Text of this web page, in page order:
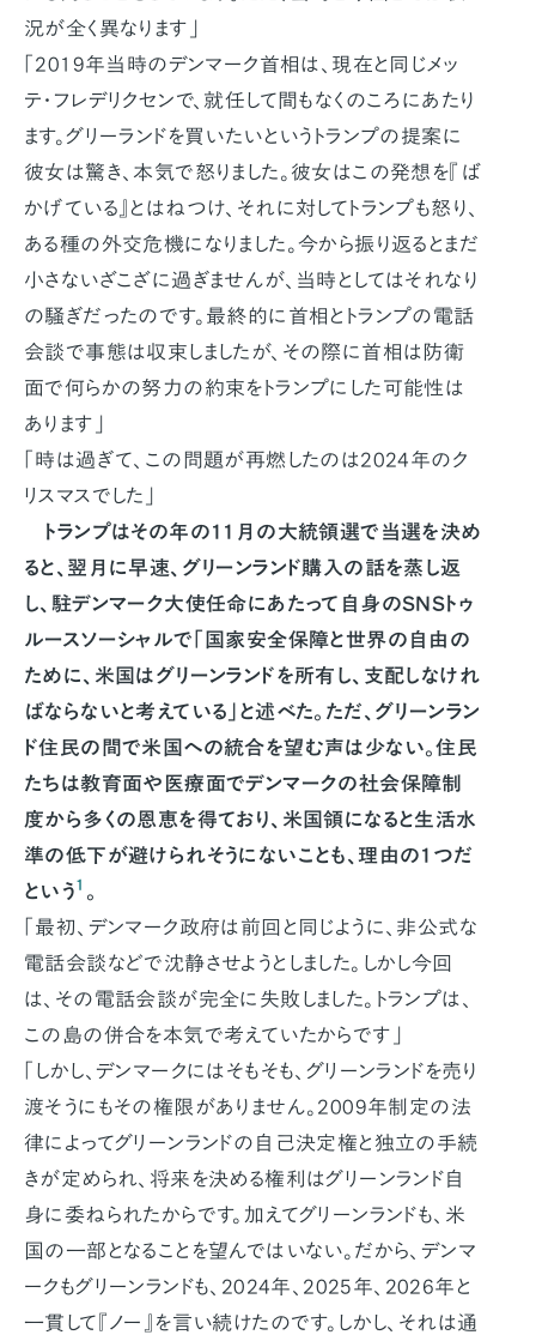
況が全く異なります」
「2019年当時のデンマーク首相は、現在と同じメッ
テ・フレデリクセンで、就任して間もなくのころにあたり
ます。グリーランドを買いたいというトランプの提案に
彼女は驚き、本気で怒りました。彼女はこの発想を『ば
かげている』とはねつけ、それに対してトランプも怒り、
ある種の外交危機になりました。今から振り返るとまだ
小さないざこざに過ぎませんが、当時としてはそれなり
の騒ぎだったのです。最終的に首相とトランプの電話
会談で事態は収束しましたが、その際に首相は防衛
面で何らかの努力の約束をトランプにした可能性は
あります」
「時は過ぎて、この問題が再燃したのは2024年のク
リスマスでした」
トランプはその年の11月の大統領選で当選を決め
ると、翌月に早速、グリーンランド購入の話を蒸し返
し、駐デンマーク大使任命にあたって自身のSNSトゥ
ルースソーシャルで「国家安全保障と世界の自由の
ために、米国はグリーンランドを所有し、支配しなけれ
ばならないと考えている」と述べた。ただ、グリーンラン
ド住民の間で米国への統合を望む声は少ない。住民
たちは教育面や医療面でデンマークの社会保障制
度から多くの恩恵を得ており、米国領になると生活水
準の低下が避けられそうにないことも、理由の1つだ
という1 。
「最初、デンマーク政府は前回と同じように、非公式な
電話会談などで沈静させようとしました。しかし今回
は、その電話会談が完全に失敗しました。トランプは、
この島の併合を本気で考えていたからです」
「しかし、デンマークにはそもそも、グリーンランドを売り
渡そうにもその権限がありません。2009年制定の法
律によってグリーンランドの自己決定権と独立の手続
きが定められ、将来を決める権利はグリーンランド自
身に委ねられたからです。加えてグリーンランドも、米
国の一部となることを望んではいない。だから、デンマ
ークもグリーンランドも、2024年、2025年、2026年と
一貫して『ノー』を言い続けたのです。しかし、それは通